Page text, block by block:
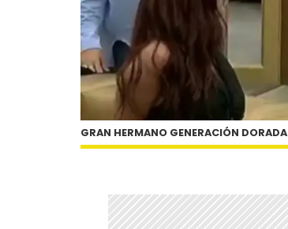
GRAN HERMANO GENERACIÓN DORADA